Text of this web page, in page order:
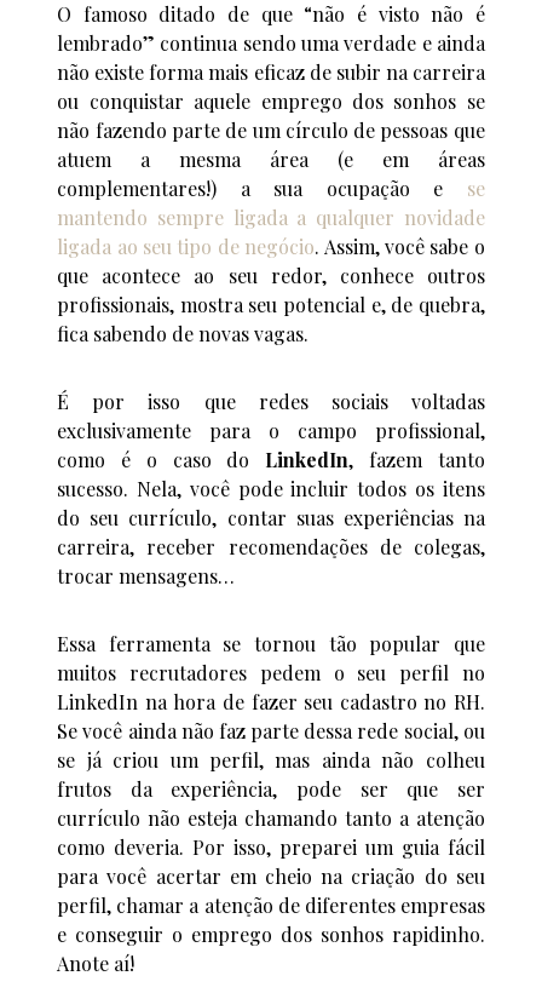
O famoso ditado de que “não é visto não é
lembrado” continua sendo uma verdade e ainda
não existe forma mais eficaz de subir na carreira
ou conquistar aquele emprego dos sonhos se
não fazendo parte de um círculo de pessoas que
atuem a mesma área (e em áreas
complementares!) a sua ocupação e se
mantendo sempre ligada a qualquer novidade
ligada ao seu tipo de negócio. Assim, você sabe o
que acontece ao seu redor, conhece outros
profissionais, mostra seu potencial e, de quebra,
fica sabendo de novas vagas.
É por isso que redes sociais voltadas
exclusivamente para o campo profissional,
como é o caso do LinkedIn, fazem tanto
sucesso. Nela, você pode incluir todos os itens
do seu currículo, contar suas experiências na
carreira, receber recomendações de colegas,
trocar mensagens…
Essa ferramenta se tornou tão popular que
muitos recrutadores pedem o seu perfil no
LinkedIn na hora de fazer seu cadastro no RH.
Se você ainda não faz parte dessa rede social, ou
se já criou um perfil, mas ainda não colheu
frutos da experiência, pode ser que ser
currículo não esteja chamando tanto a atenção
como deveria. Por isso, preparei um guia fácil
para você acertar em cheio na criação do seu
perfil, chamar a atenção de diferentes empresas
e conseguir o emprego dos sonhos rapidinho.
Anote aí!